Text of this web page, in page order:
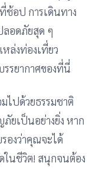
ช้อป การเดินทาง
ลอดภัยสุด ๆ
ล่งท่องเที่ยว
รรยากาศของที่นี่
ไปด้วยธรรมชาติ
ยเป็นอย่างยิ่ง หาก
องว่าคุณจะได้
นชีวิต! สนุกจนต้อง